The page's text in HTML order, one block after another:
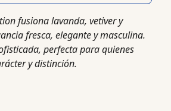
fusiona lavanda, vetiver y
fresca, elegante y masculina.
perfecta para quienes
y distinción.